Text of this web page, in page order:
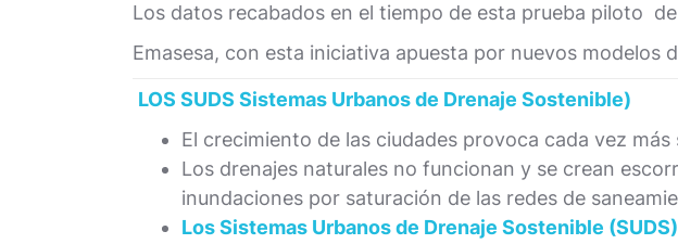
Los datos recabados en el tiempo de esta prueba piloto
Emasesa, con esta iniciativa apuesta por nuevos modelos
LOS SUDS Sistemas Urbanos de Drenaje Sostenible)
El crecimiento de las ciudades provoca cada vez
Los drenajes naturales no funcionan y se crean
inundaciones por saturación de las redes de
Los Sistemas Urbanos de Drenaje Sostenible (SUDS)